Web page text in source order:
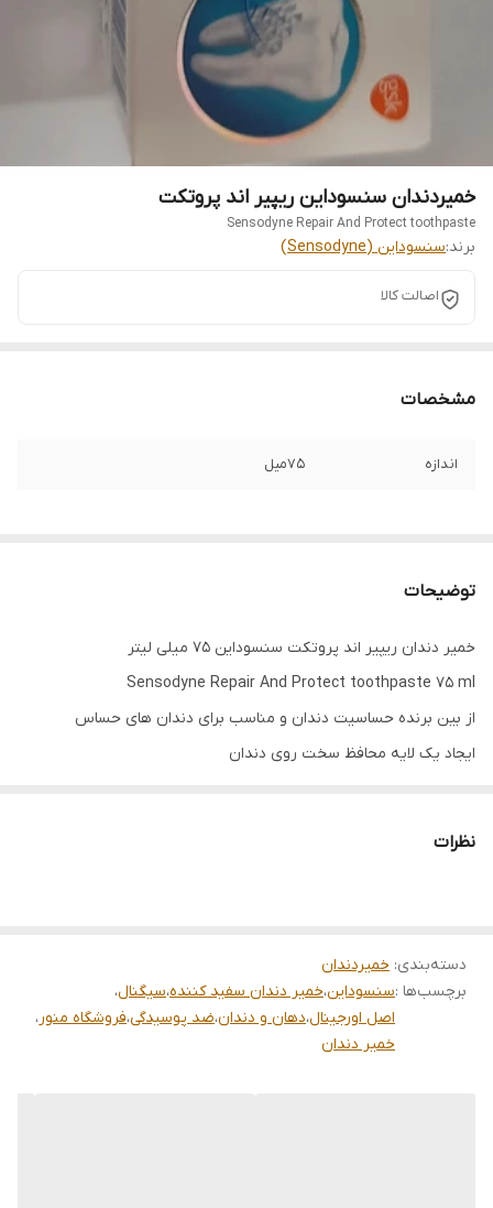
خمیردندان سنسوداین ریپیر اند پروتکت
Sensodyne Repair And Protect toothpaste
برند:سنسوداین (Sensodyne)
اصالت کالا
مشخصات
اندازه 75میل
توضیحات
خمیر دندان ریپیر اند پروتکت سنسوداین 75 میلی لیتر
Sensodyne Repair And Protect toothpaste 75 ml
از بین برنده حساسیت دندان و مناسب برای دندان های حساس
ایجاد یک لایه محافظ سخت روی دندان
پیشگیری از پوسیدگی دندان
نظرات
دسته‌بندی: خمیردندان
برچسب‌ها :سنسوداین،خمیر دندان سفید کننده،سیگنال،
اصل اورجینال،دهان و دندان،ضد پوسیدگی،فروشگاه منور،
خمیر دندان